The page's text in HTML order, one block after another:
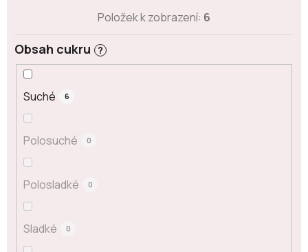
Obsah cukru ?
Suché 6
Polosuché 0
Polosladké 0
Sladké 0
Položek k zobrazení: 6